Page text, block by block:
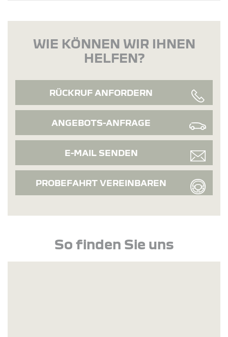
WIE KÖNNEN WIR IHNEN
HELFEN?
RÜCKRUF ANFORDERN
ANGEBOTS-ANFRAGE
E-MAIL SENDEN
PROBEFAHRT VEREINBAREN
So finden Sie uns